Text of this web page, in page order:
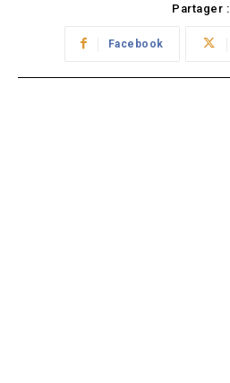
Partager :
Facebook